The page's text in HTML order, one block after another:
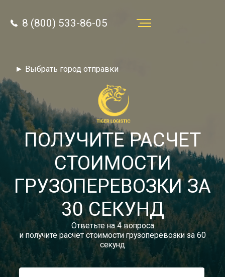
8 (800) 533-86-05
Звонок по России бесплатный
autotransport24@yandex.ru
Заказать звонок
Тарифы
Отзывы
Статьи
Новости
Документы
Контакты
► Выбрать город отправки
8 (800) 533-86-05
ПОЛУЧИТЕ РАСЧЕТ
СТОИМОСТИ
ГРУЗОПЕРЕВОЗКИ ЗА
30 СЕКУНД
Ответьте на 4 вопроса
и получите расчет стоимости грузоперевозки за 60
секунд